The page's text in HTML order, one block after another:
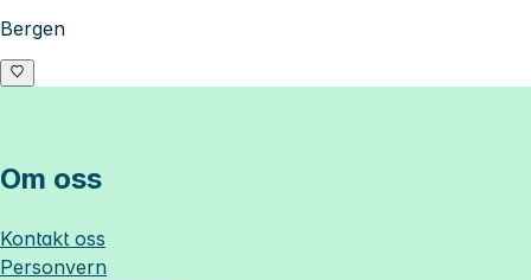
Bergen
Om oss
Kontakt oss
Personvern